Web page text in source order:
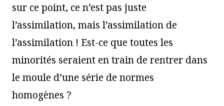
sur ce point, ce n’est pas juste
l’assimilation, mais l’assimilation de
l’assimilation ! Est-ce que toutes les
minorités seraient en train de rentrer dans
le moule d’une série de normes
homogènes ?